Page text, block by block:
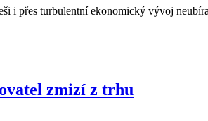
i přes turbulentní ekonomický vývoj
zmizí z trhu